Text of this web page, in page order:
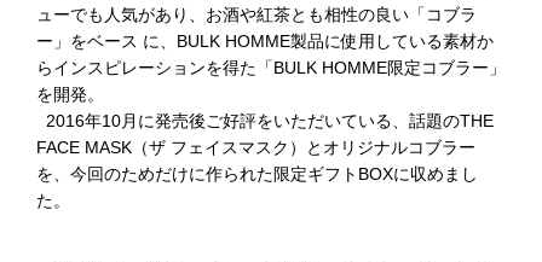
ューでも人気があり、お酒や紅茶とも相性の良い「コブラ
ー」をベース に、BULK HOMME製品に使用している素材か
らインスピレーションを得た「BULK HOMME限定コブラー」
を開発。
2016年10月に発売後ご好評をいただいている、話題のTHE
FACE MASK（ザ フェイスマスク）とオリジナルコブラー
を、今回のためだけに作られた限定ギフトBOXに収めまし
た。